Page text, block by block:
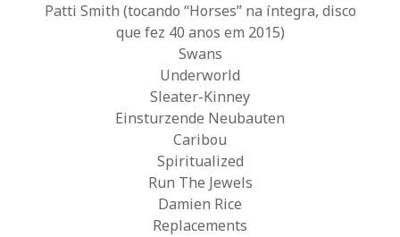
Patti Smith (tocando “Horses” na íntegra, disco
que fez 40 anos em 2015)
Swans
Underworld
Sleater-Kinney
Einsturzende Neubauten
Caribou
Spiritualized
Run The Jewels
Damien Rice
Replacements